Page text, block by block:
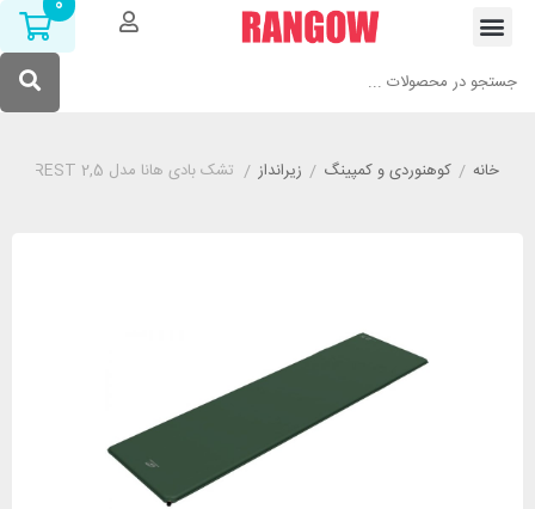
خانه/ کوهنوردی و کمپینگ/ زیرانداز/ تشک بادی هانا مدل HANNAH REST 2,5